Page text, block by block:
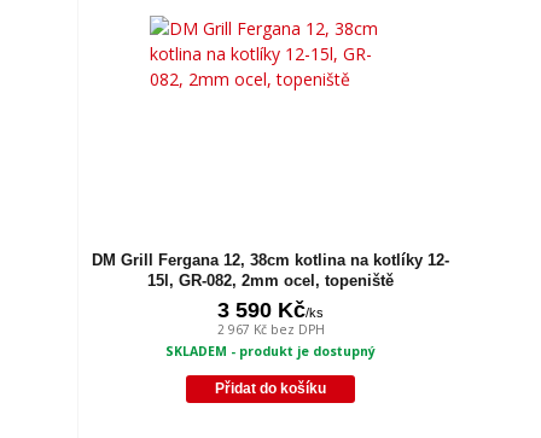
DM Grill Fergana 12, 38cm kotlina na kotlíky 12-
15l, GR-082, 2mm ocel, topeniště
3 590 Kč/ks
2 967 Kč bez DPH
SKLADEM - produkt je dostupný
Přidat do košíku